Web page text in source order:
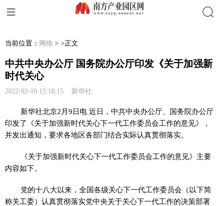
当前位置： 网络 > >正文
中共中央办公厅 国务院办公厅印发《关于加强新
时代关心
2022-02-10 15:18:15 新华社
新华社北京2月9日电 近日，中共中央办公厅、国务院办公厅
印发了《关于加强新时代关心下一代工作委员会工作的意见》，
并发出通知，要求各地区各部门结合实际认真贯彻落实。
《关于加强新时代关心下一代工作委员会工作的意见》主要
内容如下。
党的十八大以来，全国各级关心下一代工作委员会（以下简
称关工委）认真贯彻落实党中央关于关心下一代工作的决策部署